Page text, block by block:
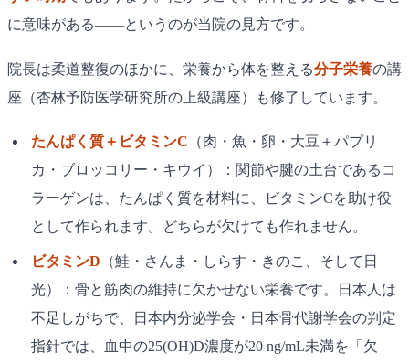
に意味がある——というのが当院の見方です。
院長は柔道整復のほかに、栄養から体を整える分子栄養の講
座（杏林予防医学研究所の上級講座）も修了しています。
たんぱく質＋ビタミンC （肉・魚・卵・大豆＋パプリ
カ・ブロッコリー・キウイ）：関節や腱の土台であるコ
ラーゲンは、たんぱく質を材料に、ビタミンCを助け役
として作られます。どちらが欠けても作れません。
ビタミンD （鮭・さんま・しらす・きのこ、そして日
光）：骨と筋肉の維持に欠かせない栄養です。日本人は
不足しがちで、日本内分泌学会・日本骨代謝学会の判定
指針では、血中の25(OH)D濃度が20 ng/mL未満を「欠